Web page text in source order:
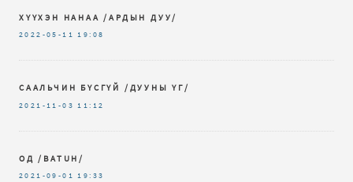
ХҮҮХЭН НАНАА /АРДЫН ДУУ/
2022-05-11 19:08
СААЛЬЧИН БҮСГҮЙ /ДУУНЫ ҮГ/
2021-11-03 11:12
ОД /BATUH/
2021-09-01 19:33